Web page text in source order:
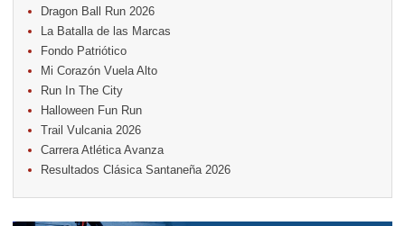
25. Run Alajuela
31.
Halloween Fun Run
Noviembre
08. Lindora Run
15. Entre Pan y Rosas
Diciembre
Trail Vulcania 2026
12. Media Maratón Puntarenas 2026
Dragon Ball Run 2026
La Batalla de las Marcas
Fondo Patriótico
Mi Corazón Vuela Alto
Run In The City
Halloween Fun Run
Trail Vulcania 2026
Carrera Atlética Avanza
Resultados Clásica Santaneña 2026